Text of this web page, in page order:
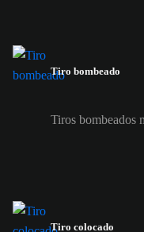
Tiro bombeado
Tiros bombeados
Tiro colocado